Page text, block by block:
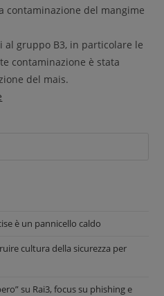
contaminazione del mangime
al gruppo B3, in particolare le
contaminazione è stata
del mais.
è un pannicello caldo
cultura della sicurezza per
su Rai3, focus su phishing e